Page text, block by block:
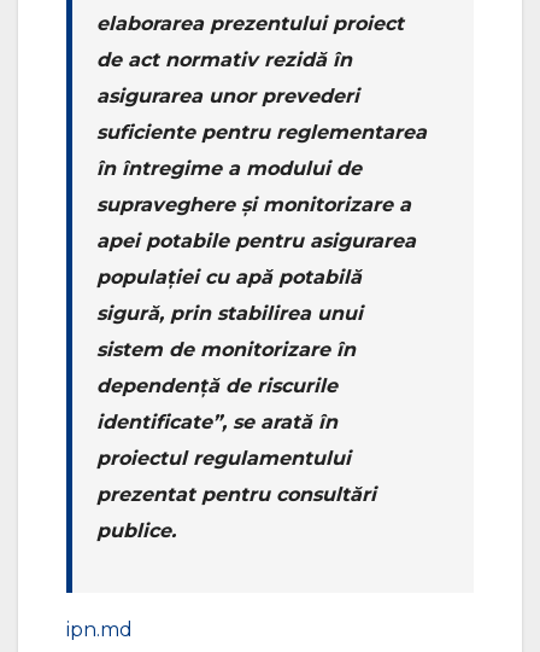
elaborarea prezentului proiect
de act normativ rezidă în
asigurarea unor prevederi
suficiente pentru reglementarea
în întregime a modului de
supraveghere și monitorizare a
apei potabile pentru asigurarea
populației cu apă potabilă
sigură, prin stabilirea unui
sistem de monitorizare în
dependență de riscurile
identificate”, se arată în
proiectul regulamentului
prezentat pentru consultări
publice.
ipn.md